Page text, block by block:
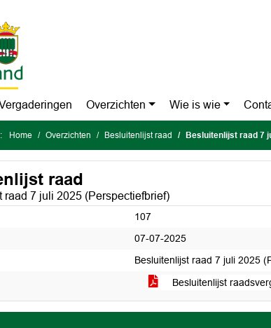
Overzichten Wie is wie
Home Overzichten Besluitenlijst raad Besluitenlijst raad 7
raad
raad 7 juli 2025 (Perspectiefbrief)
107
07-07-2025
Besluitenlijst raad 7 juli 2025
Besluitenlijst